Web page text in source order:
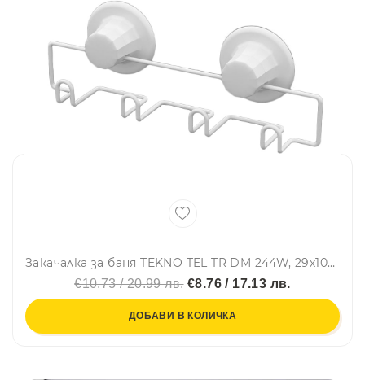
Закачалка за баня TEKNO TEL TR DM 244W, 29х10х5 см, 4 куки, Вакуум, Бял
€10.73 / 20.99 лв.€8.76 / 17.13 лв.
ДОБАВИ В КОЛИЧКА